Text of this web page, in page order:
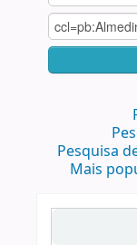
Pesquisa
Mais